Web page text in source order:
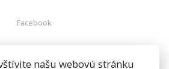
Facebook
našu webovú stránku